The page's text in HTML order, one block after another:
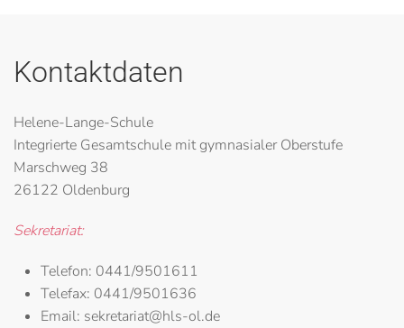
Kontaktdaten
Helene-Lange-Schule
Integrierte Gesamtschule mit gymnasialer Oberstufe
Marschweg 38
26122 Oldenburg
Sekretariat:
Telefon: 0441/9501611
Telefax: 0441/9501636
Email: sekretariat@hls-ol.de